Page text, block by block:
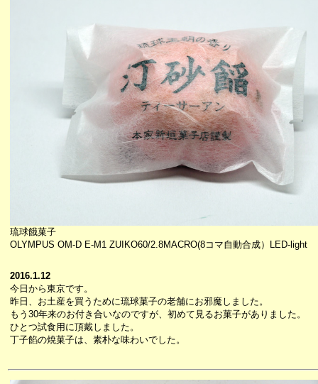
琉球餓菓子
OLYMPUS OM-D E-M1 ZUIKO60/2.8MACRO(8コマ自動合成）LED-light
2016.1.12
今日から東京です。
昨日、お土産を買うために琉球菓子の老舗にお邪魔しました。
もう30年来のお付き合いなのですが、初めて見るお菓子がありました。
ひとつ試食用に頂戴しました。
丁子餡の焼菓子は、素朴な味わいでした。